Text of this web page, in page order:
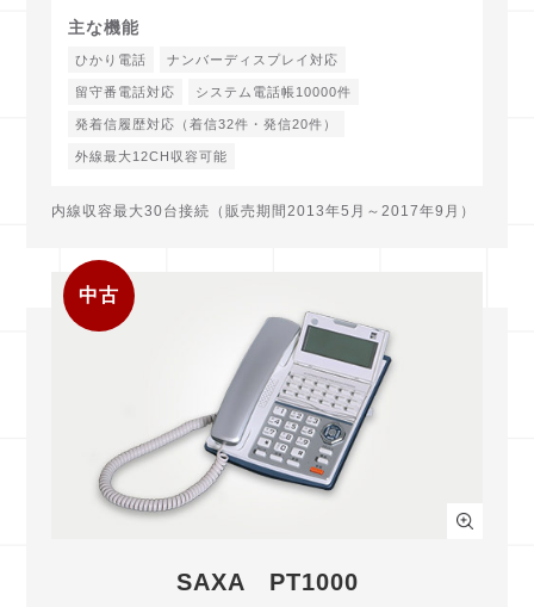
主な機能
ひかり電話 ナンバーディスプレイ対応
留守番電話対応 システム電話帳10000件
発着信履歴対応（着信32件・発信20件）
外線最大12CH収容可能
内線収容最大30台接続（販売期間2013年5月～2017年9月）
中古
SAXA PT1000